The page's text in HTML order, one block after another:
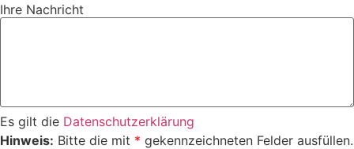
Ihre Nachricht
Es gilt die Datenschutzerklärung
Hinweis: Bitte die mit * gekennzeichneten Felder ausfüllen.